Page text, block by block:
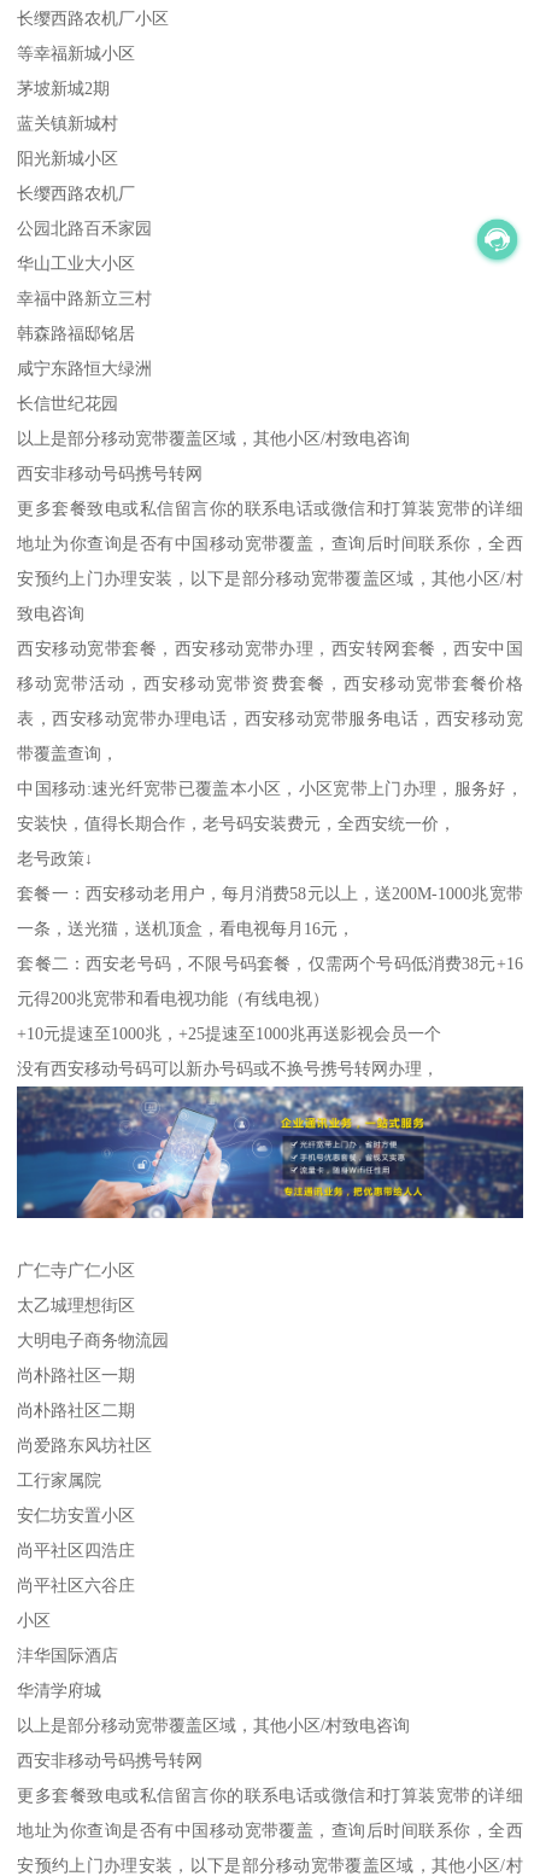
长缨西路农机厂小区
等幸福新城小区
茅坡新城2期
蓝关镇新城村
阳光新城小区
长缨西路农机厂
公园北路百禾家园
华山工业大小区
幸福中路新立三村
韩森路福邸铭居
咸宁东路恒大绿洲
长信世纪花园
以上是部分移动宽带覆盖区域，其他小区/村致电咨询
西安非移动号码携号转网
更多套餐致电或私信留言你的联系电话或微信和打算装宽带的详细
地址为你查询是否有中国移动宽带覆盖，查询后时间联系你，全西
安预约上门办理安装，以下是部分移动宽带覆盖区域，其他小区/村
致电咨询
西安移动宽带套餐，西安移动宽带办理，西安转网套餐，西安中国
移动宽带活动，西安移动宽带资费套餐，西安移动宽带套餐价格
表，西安移动宽带办理电话，西安移动宽带服务电话，西安移动宽
带覆盖查询，
中国移动:速光纤宽带已覆盖本小区，小区宽带上门办理，服务好，
安装快，值得长期合作，老号码安装费元，全西安统一价，
老号政策↓
套餐一：西安移动老用户，每月消费58元以上，送200M-1000兆宽带
一条，送光猫，送机顶盒，看电视每月16元，
套餐二：西安老号码，不限号码套餐，仅需两个号码低消费38元+16
元得200兆宽带和看电视功能（有线电视）
+10元提速至1000兆，+25提速至1000兆再送影视会员一个
没有西安移动号码可以新办号码或不换号携号转网办理，
广仁寺广仁小区
太乙城理想街区
大明电子商务物流园
尚朴路社区一期
尚朴路社区二期
尚爱路东风坊社区
工行家属院
安仁坊安置小区
尚平社区四浩庄
尚平社区六谷庄
小区
沣华国际酒店
华清学府城
以上是部分移动宽带覆盖区域，其他小区/村致电咨询
西安非移动号码携号转网
更多套餐致电或私信留言你的联系电话或微信和打算装宽带的详细
地址为你查询是否有中国移动宽带覆盖，查询后时间联系你，全西
安预约上门办理安装，以下是部分移动宽带覆盖区域，其他小区/村